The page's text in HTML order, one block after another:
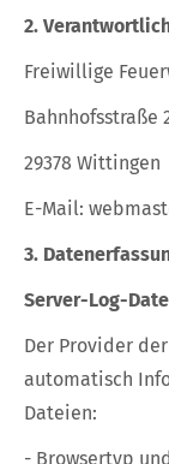
2.
Freiwillige
Bahnhofsstraße
29378 Wittingen
E-Mail:
3.
Server-Log-
Der Provider
automatisch
Dateien:
- Browsertyp